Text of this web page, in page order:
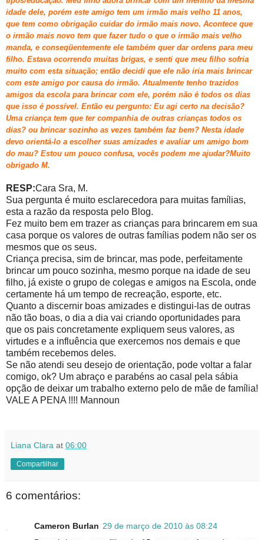
idade dele, porém este amigo tem um irmão mais velho 11 anos,
que tem como obrigação cuidar do irmão mais novo. Acontece que
o irmão mais novo tem que fazer tudo o que o irmão mais velho
manda, e conseqüentemente ele também quer dar ordens para meu
filho. Estava ocorrendo muitas brigas, e senti que meu filho sofria
muito com esta situação; então decidi que ele não iria mais brincar
com este amigo por causa do irmão. Atualmente tenho trazidos
amigos da escola para brincar com ele, porém não é todos os dias
que isso é possível. Então eu pergunto: Eu agi certo na decisão?
Uma criança tem que ter companhia de outras crianças todos os
dias? ou brincar sozinho as vezes também faz bem? Nesta idade
devo orientá-lo a escolher suas amizades e avaliar um amigo bom
do mau? Estou um pouco confusa, vocês podem me ajudar?Muito
obrigado M.
RESP:Cara Sra, M.
Sua pergunta é muito esclarecedora para muitas famílias,
esta a razão da resposta pelo Blog.
Fez muito bem em trazer as crianças para brincarem em sua
casa porque os valores de outras famílias podem não ser os
mesmos que os seus.
Criança precisa, sim de brincar, mas pode, perfeitamente
brincar um pouco sozinha, mesmo porque na idade de seu
filho, já existe o grupo de colegas e amigos na Escola, onde
certamente há um tempo de recreação, esporte, etc.
Quanto a discernir boas amizades e distingui-las de outras
não tão boas, o dia a dia vai criando oportunidades para
que os pais concretamente expliquem seus valores, as
virtudes e a influência que exercemos nos demais e que
também recebemos deles.
Se não atendi seu desejo de orientação, pode voltar a falar
comigo, ok? Um abraço e parabéns ao casal pela sábia
opção de deixar um trabalho externo pelo de mãe de família!
VALE A PENA !!!! Mannoun
Liana Clara at 06:00
Compartilhar
6 comentários:
Cameron Burlan 29 de março de 2010 às 08:24